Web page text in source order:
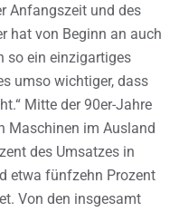
Anfangszeit und des
hat von Beginn an auch
so ein einzigartiges
umso wichtiger, dass
Mitte der 90er-Jahre
Maschinen im Ausland
des Umsatzes in
etwa fünfzehn Prozent
Von den insgesamt